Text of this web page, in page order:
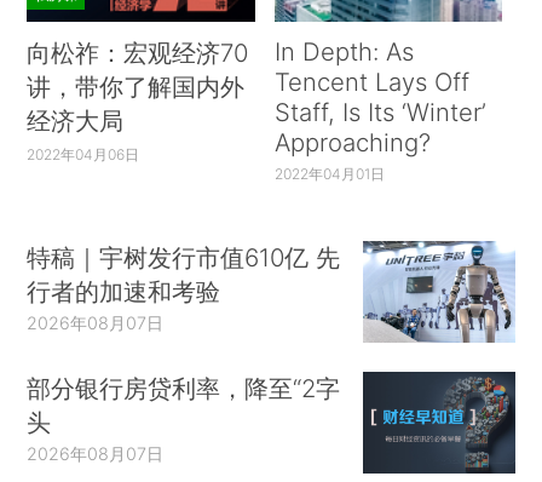
向松祚：宏观经济70
讲，带你了解国内外
经济大局
2022年04月06日
In Depth: As
Tencent Lays Off
Staff, Is Its ‘Winter’
Approaching?
2022年04月01日
特稿｜宇树发行市值610亿 先
行者的加速和考验
2026年08月07日
部分银行房贷利率，降至“2字
头
2026年08月07日